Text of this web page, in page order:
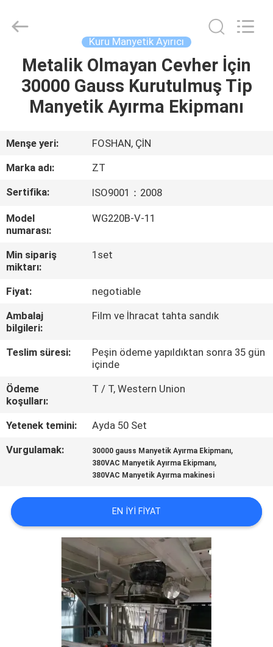
ÜRÜN:%
HAKKIMIZDA
FABRIKA
TURU
KALITE
KONTROL
BIZIMLE
GEÇIN
HABERLER
VE
BILGILER
SITE
HARITASI
PRIVACY
Reserved.
Kuru Manyetik Ayırıcı
Metalik Olmayan Cevher İçin
30000 Gauss Kurutulmuş Tip
Manyetik Ayırma Ekipmanı
Menşe yeri:
FOSHAN, ÇİN
Marka adı:
ZT
Sertifika:
ISO9001：2008
Model
numarası:
WG220B-V-11
Min sipariş
miktarı:
1set
Fiyat:
negotiable
Ambalaj
bilgileri:
Film ve İhracat tahta sandık
Teslim süresi:
Peşin ödeme yapıldıktan sonra 35 gün
içinde
Ödeme
koşulları:
T / T, Western Union
Yetenek temini:
Ayda 50 Set
Vurgulamak:
30000 gauss Manyetik Ayırma Ekipmanı,
380VAC Manyetik Ayırma Ekipmanı,
380VAC Manyetik Ayırma makinesi
EN IYI FIYAT